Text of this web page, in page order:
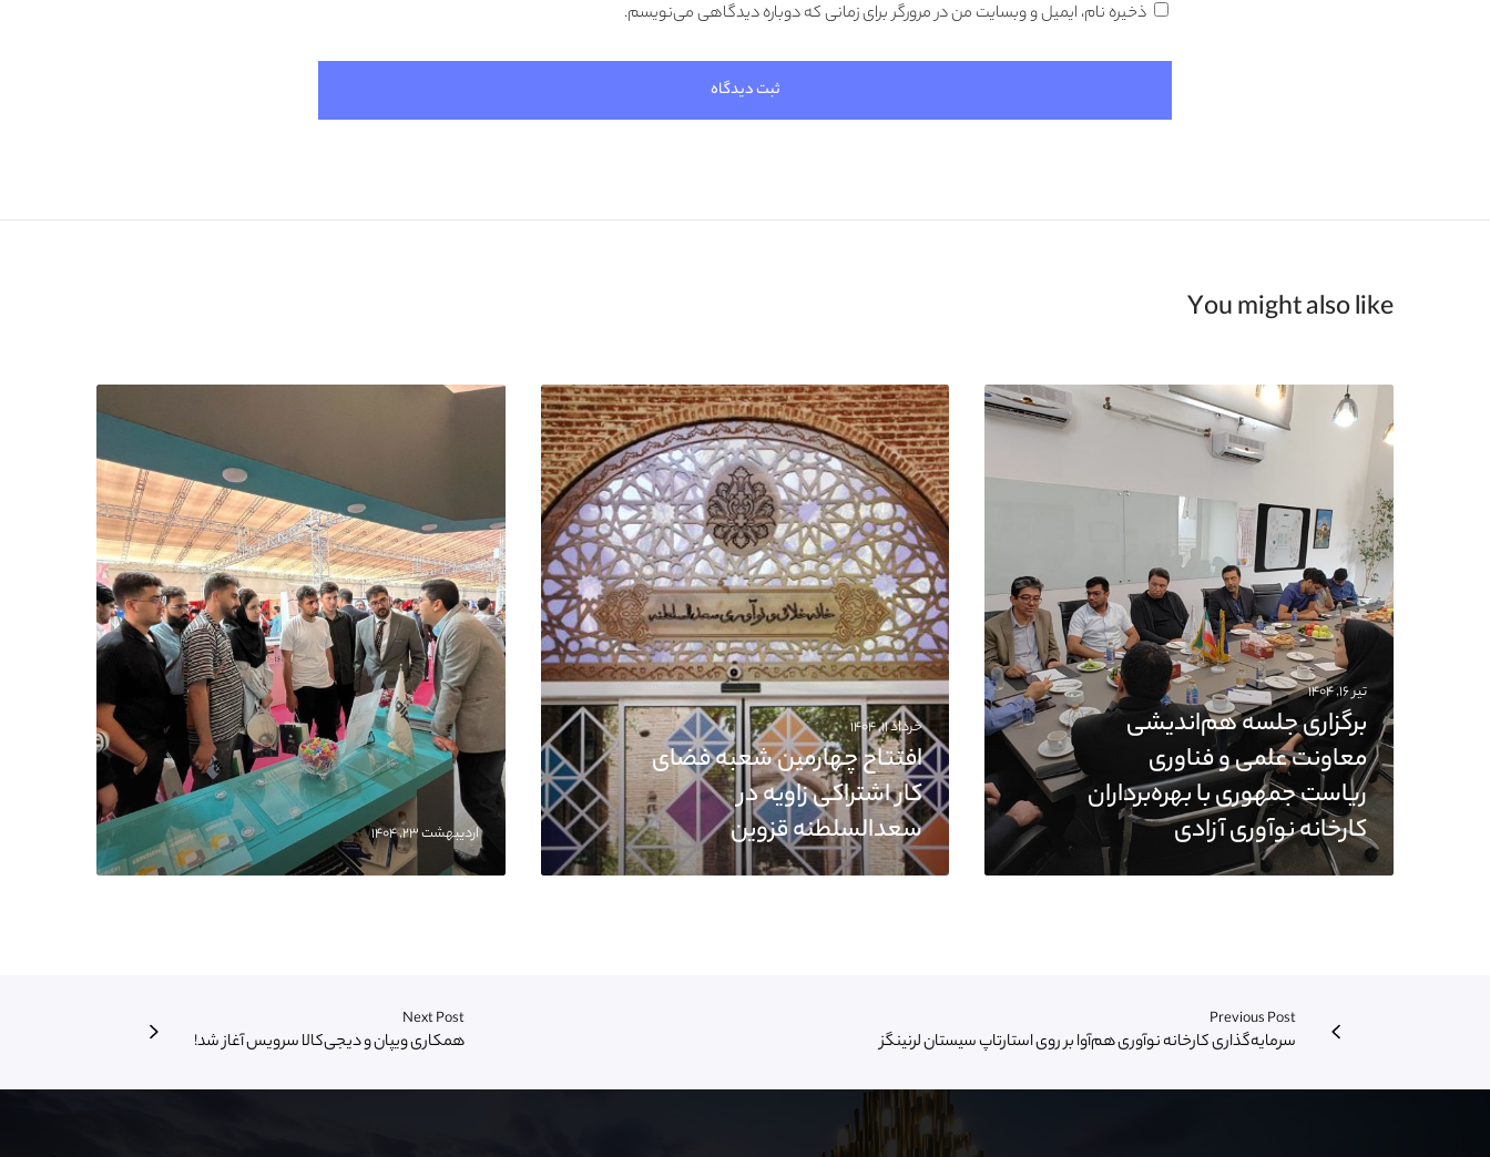
ذخیره نام، ایمیل و وبسایت من در مرورگر برای زمانی که دوباره دیدگاهی می‌نویسم.
You might also like
تیر ۱۶, ۱۴۰۴
برگزاری جلسه هم‌اندیشی
معاونت علمی و فناوری
ریاست جمهوری با بهره‌برداران
کارخانه نوآوری آزادی
خرداد ۱۱, ۱۴۰۴
افتتاح چهارمین شعبه فضای
کار اشتراکی زاویه در
سعدالسلطنه قزوین
اردیبهشت ۲۳, ۱۴۰۴
Previous Post
سرمایه‌گذاری کارخانه نوآوری هم‌آوا بر روی استارتاپ سیستان لرنینگز
Next Post
همکاری ویپان و دیجی‌کالا سرویس آغاز شد!